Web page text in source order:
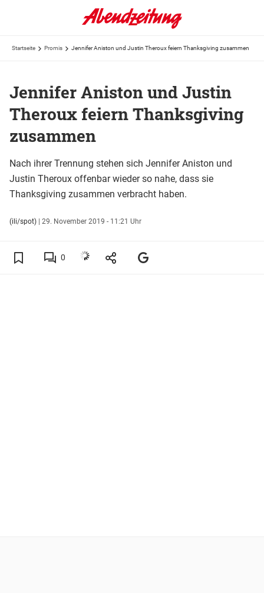
Startseite Promis Jennifer Aniston und Justin Theroux feiern Thanksgiving zusammen
Jennifer Aniston und Justin
Theroux feiern Thanksgiving
zusammen
Nach ihrer Trennung stehen sich Jennifer Aniston und
Justin Theroux offenbar wieder so nahe, dass sie
Thanksgiving zusammen verbracht haben.
(ili/spot) | 29. November 2019 - 11:21 Uhr
0